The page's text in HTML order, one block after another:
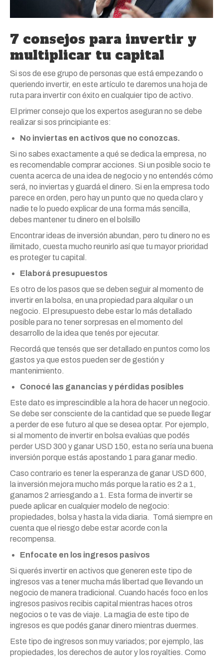
7 consejos para invertir y
multiplicar tu capital
Si sos de ese grupo de personas que está empezando o
queriendo invertir, en este artículo te daremos una hoja de
ruta para invertir con éxito en cualquier tipo de activo.
El primer consejo que los expertos aseguran no se debe
realizar si sos principiante es:
No inviertas en activos que no conozcas.
Si no sabes exactamente a qué se dedica la empresa, no
es recomendable comprar acciones. Si un posible socio te
cuenta acerca de una idea de negocio y no entendés cómo
será, no inviertas y guardá el dinero. Si en la empresa todo
parece en orden, pero hay un punto que no queda claro y
nadie te lo puedo explicar de una forma más sencilla,
debes mantener tu dinero en el bolsillo
Encontrar ideas de inversión abundan, pero tu dinero no es
ilimitado, cuesta mucho reunirlo así que tu mayor prioridad
es proteger tu capital.
Elaborá presupuestos
Es otro de los pasos que se deben seguir al momento de
invertir en la bolsa, en una propiedad para alquilar o un
negocio. El presupuesto debe estar lo más detallado
posible para no tener sorpresas en el momento del
desarrollo de la idea que tenés por ejecutar.
Recordá que tensés que ser detallado en puntos como los
gastos ya que estos pueden ser de gestión y
mantenimiento.
Conocé las ganancias y pérdidas posibles
Este dato es imprescindible a la hora de hacer un negocio.
Se debe ser consciente de la cantidad que se puede llegar
a perder de ese futuro al que se desea optar. Por ejemplo,
si al momento de invertir en bolsa evalúas que podés
perder USD 300 y ganar USD 150, esta no sería una buena
inversión porque estás apostando 1 para ganar medio.
Caso contrario es tener la esperanza de ganar USD 600,
la inversión mejora mucho más porque la ratio es 2 a 1,
ganamos 2 arriesgando a 1. Esta forma de invertir se
puede aplicar en cualquier modelo de negocio:
propiedades, bolsa y hasta la vida diaria. Tomá siempre en
cuenta que el riesgo debe estar acorde con la
recompensa.
Enfocate en los ingresos pasivos
Si querés invertir en activos que generen este tipo de
ingresos vas a tener mucha más libertad que llevando un
negocio de manera tradicional. Cuando hacés foco en los
ingresos pasivos recibis capital mientras haces otros
negocios o te vas de viaje. La magia de este tipo de
ingresos es que podés ganar dinero mientras duermes.
Este tipo de ingresos son muy variados; por ejemplo, las
propiedades, los derechos de autor y los royalties. Como